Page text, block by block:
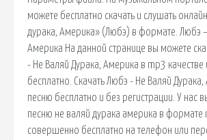
можете бесплатно скачать и слушать
дурака, Америка» (Любэ) в формате. Любэ
Америка На данной странице вы можете
- Не Валяй Дурака, Америка в mp3 качестве
бесплатно. Скачать Любэ - Не Валяй
песню бесплатно и без регистрации. У нас
песню не валяй дурака америка в формате
совершенно бесплатно на телефон или